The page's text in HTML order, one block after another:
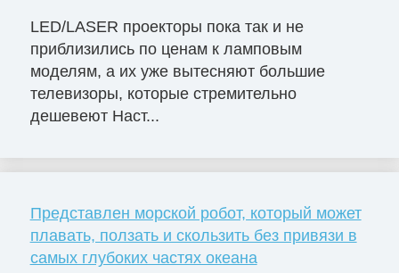
LED/LASER проекторы пока так и не
приблизились по ценам к ламповым
моделям, а их уже вытесняют большие
телевизоры, которые стремительно
дешевеют Наст...
Представлен морской робот, который может
плавать, ползать и скользить без привязи в
самых глубоких частях океана